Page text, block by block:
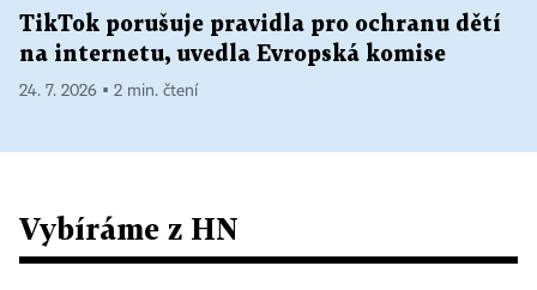
TikTok porušuje pravidla pro ochranu dětí
na internetu, uvedla Evropská komise
24. 7. 2026 ▪ 2 min. čtení
Vybíráme z HN